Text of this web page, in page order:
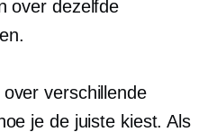
over dezelfde
verschillende
je de juiste kiest. Als